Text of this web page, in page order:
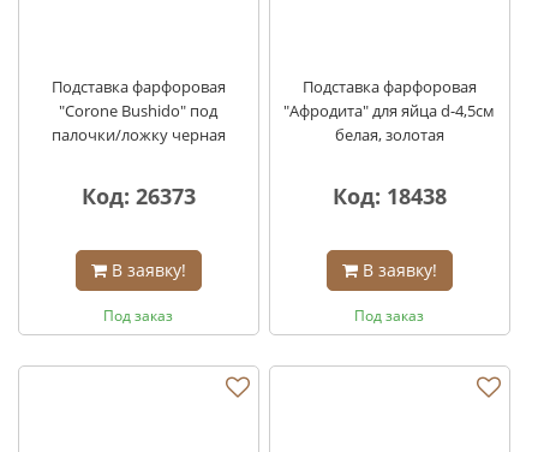
Подставка фарфоровая
"Corone Bushido" под
палочки/ложку черная
Код: 26373
В заявку!
Под заказ
Подставка фарфоровая
"Афродита" для яйца d-4,5см
белая, золотая
Код: 18438
В заявку!
Под заказ